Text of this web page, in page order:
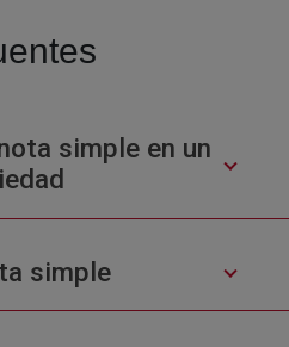
simple en un
simple